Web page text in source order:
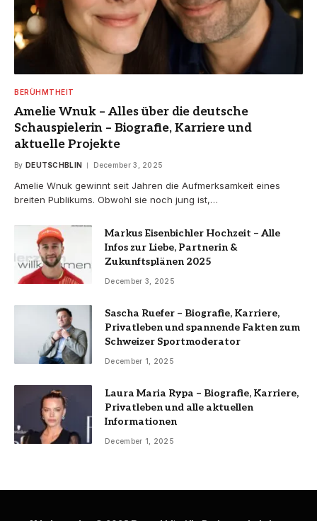
BERÜHMTHEIT
Amelie Wnuk – Alles über die deutsche
Schauspielerin – Biografie, Karriere und
aktuelle Projekte
By DEUTSCHBLIN December 3, 2025
Amelie Wnuk gewinnt seit Jahren die Aufmerksamkeit eines
breiten Publikums. Obwohl sie noch jung ist,…
Markus Eisenbichler Hochzeit – Alle
Infos zur Liebe, Partnerin &
Zukunftsplänen 2025
December 3, 2025
Sascha Ruefer – Biografie, Karriere,
Privatleben und spannende Fakten zum
Schweizer Sportmoderator
December 1, 2025
Laura Maria Rypa – Biografie, Karriere,
Privatleben und alle aktuellen
Informationen
December 1, 2025